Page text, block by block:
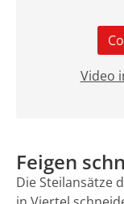
Video
Feigen
Die Steilansätze